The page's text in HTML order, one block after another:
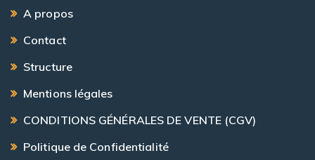
A propos
Contact
Structure
Mentions légales
CONDITIONS GÉNÉRALES DE VENTE (CGV)
Politique de Confidentialité